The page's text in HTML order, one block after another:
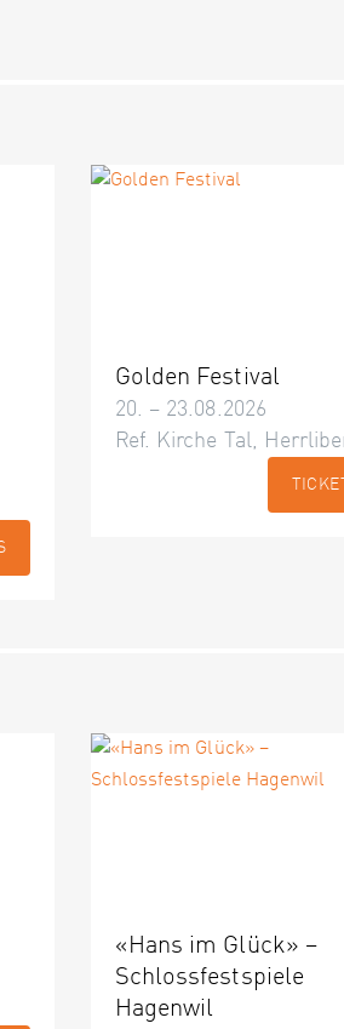
Golden Festival
20. – 23.08.2026
Ref. Kirche Tal,
«Hans im Glück» –
Schlossfestspiele
Hagenwil